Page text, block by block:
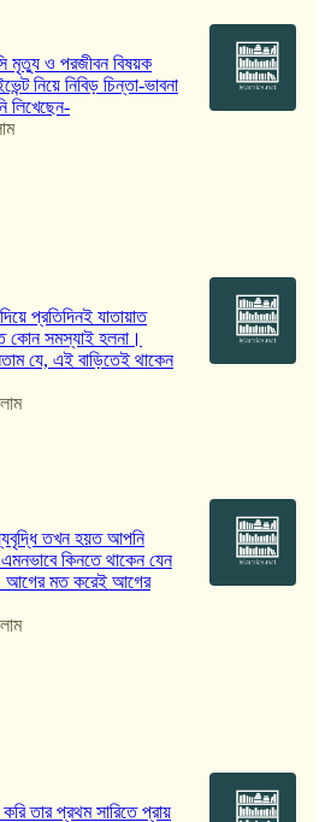
মৃত্যু ও পরজীবন বিষয়ক
নিয়ে নিবিড় চিন্তা-ভাবনা
লিখেছেন-
প্রতিদিনই যাতায়াত
কোন সমস্যাই হলনা।
যে, এই বাড়িতেই থাকেন
তখন হয়ত আপনি
কিনতে থাকেন যেন
আগের মত করেই আগের
তার প্রথম সারিতে প্রায়